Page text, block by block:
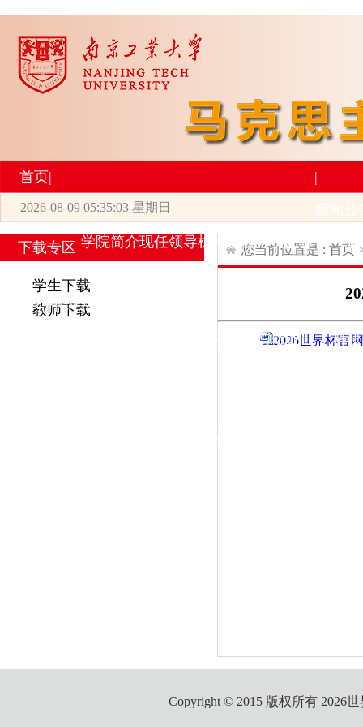
首页|
2026世界杯官网
学院简介现任领导机构设置师资力量
|
研究生培养
学生活动 招生与就业
科
工会活动
2026-08-09 05:35:04 星期日
下载专区
学生下载
教师下载
您当前位置是 : 首页
2026世界杯官
Copyright © 2015 版权所有 2026